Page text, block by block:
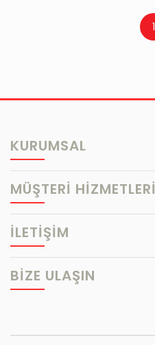
1
KURUMSAL
MÜŞTERİ HİZMETLERİ
İLETİŞİM
BIZE ULAŞIN